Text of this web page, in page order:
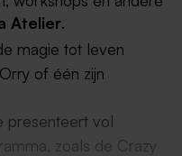
Atelier.
magie tot leven
of één zijn
presenteert vol
zoals de Crazy